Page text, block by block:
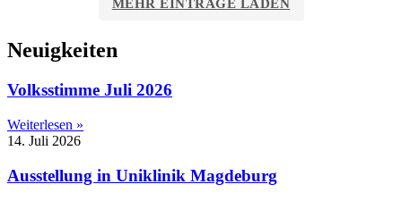
MEHR EINTRÄGE LADEN
Neuigkeiten
Volksstimme Juli 2026
Weiterlesen »
14. Juli 2026
Ausstellung in Uniklinik Magdeburg